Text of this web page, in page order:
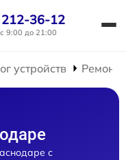
36-12
9:00 до 21:00
устройств Ремонт
с